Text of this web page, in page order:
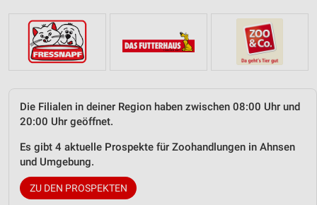
Die Filialen in deiner Region haben zwischen 08:00 Uhr und
20:00 Uhr geöffnet.
Es gibt 4 aktuelle Prospekte für Zoohandlungen in Ahnsen
und Umgebung.
ZU DEN PROSPEKTEN